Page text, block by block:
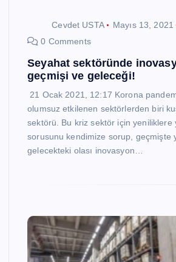
Cevdet USTA
Mayıs 13, 2021
0 Comments
Seyahat sektöründe
geçmişi ve geleceği!
21 Ocak 2021, 12:17 Korona
olumsuz etkilenen sektörlerden biri
sektörü. Bu kriz sektör için yeniliklere
sorusunu kendimize sorup, geçmişte
gelecekteki olası inovasyon…